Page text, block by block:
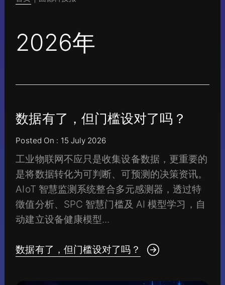
2026年
数据有了，但门槛设对了吗？
Posted On : 15 July 2026
工业物联网不应只是收集设备数据，更重要的
是将数据转化为可判断、可预测的决策资讯。
AIoT 智慧监测系统整合多元感测器，透过特
徵值分析、SPC 智慧门槛及 AI 模型学习，自
动建立设备健康模型...
数据有了，但门槛设对了吗？